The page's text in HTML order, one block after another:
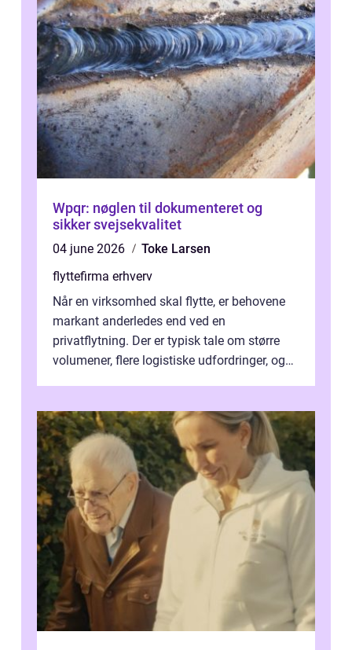
Wpqr: nøglen til dokumenteret og
sikker svejsekvalitet
04 june 2026
Toke Larsen
flyttefirma erhverv
Når en virksomhed skal flytte, er behovene
markant anderledes end ved en
privatflytning. Der er typisk tale om større
volumener, flere logistiske udfordringer, og